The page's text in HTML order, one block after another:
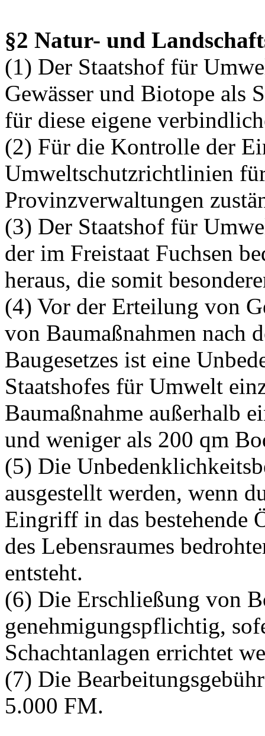
§2 Natur- und
(1) Der Staatshof für
Gewässer und Biotope als
für diese eigene
(2) Für die Kontrolle der
Umweltschutzrichtlinien
Provinzverwaltungen
(3) Der Staatshof für
der im Freistaat Fuchsen
heraus, die somit
(4) Vor der Erteilung von
von Baumaßnahmen nach
Baugesetzes ist eine
Staatshofes für Umwelt
Baumaßnahme außerhalb
und weniger als 200 qm
(5) Die
ausgestellt werden, wenn
Eingriff in das bestehende
des Lebensraumes
entsteht.
(6) Die Erschließung von
genehmigungspflichtig,
Schachtanlagen errichtet
(7) Die
5.000 FM.